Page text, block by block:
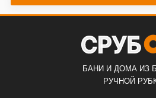
БАНИ И ДОМА ИЗ
РУЧНОЙ